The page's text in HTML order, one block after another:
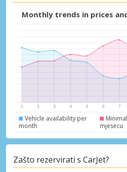
Monthly trends in prices
Vehicle availability per
month
mjesecu
Zašto rezervirati s CarJet?